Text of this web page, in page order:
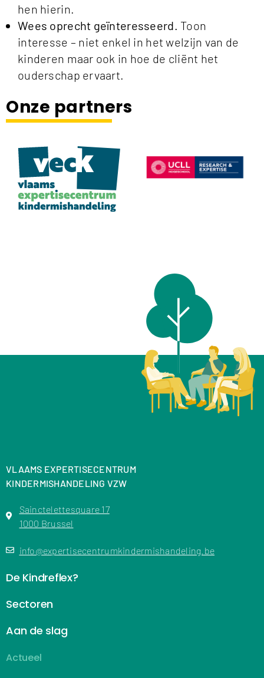
hen hierin.
Wees oprecht geïnteresseerd. Toon
interesse – niet enkel in het welzijn van de
kinderen maar ook in hoe de cliënt het
ouderschap ervaart.
Onze partners
VLAAMS EXPERTISECENTRUM
KINDERMISHANDELING VZW
Sainctelettesquare 17
1000 Brussel
info@expertisecentrumkindermishandeling.be
De Kindreflex?
Sectoren
Aan de slag
Actueel